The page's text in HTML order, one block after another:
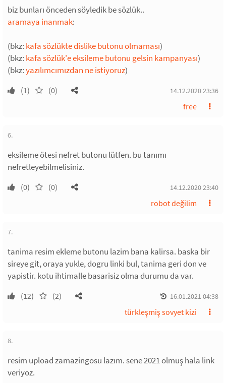
biz bunları önceden söyledik be sözlük..
aramaya inanmak:
(bkz: kafa sözlükte dislike butonu olmaması)
(bkz: kafa sözlük'e eksileme butonu gelsin kampanyası)
(bkz:yazılımcımızdan ne istiyoruz)
(1) (0) 14.12.2020 23:36
free
6.
eksileme ötesi nefret butonu lütfen. bu tanımı
nefretleyebilmelisiniz.
(0) (0) 14.12.2020 23:40
robot değilim
7.
tanima resim ekleme butonu lazim bana kalirsa. baska bir
sireye git, oraya yukle, dogru linki bul, tanima geri don ve
yapistir. kotu ihtimalle basarisiz olma durumu da var.
(12) (2) 16.01.2021 04:38
türkleşmiş sovyet kizi
8.
resim upload zamazingosu lazım. sene 2021 olmuş hala link
veriyoz.